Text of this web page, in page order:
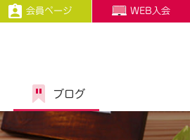
会員ページ WEB入会
ブログ